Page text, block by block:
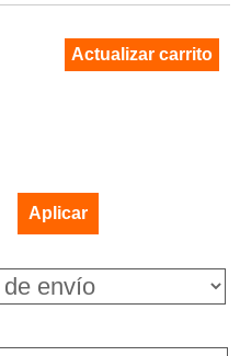
Actualizar carrito
Aplicar